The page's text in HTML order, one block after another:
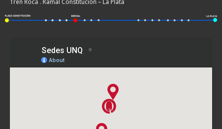
Tren Roca . Ramal Constitución – La Plata